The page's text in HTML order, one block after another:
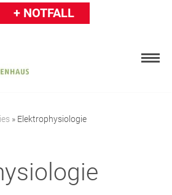
+ NOTFALL
» Elektrophysiologie